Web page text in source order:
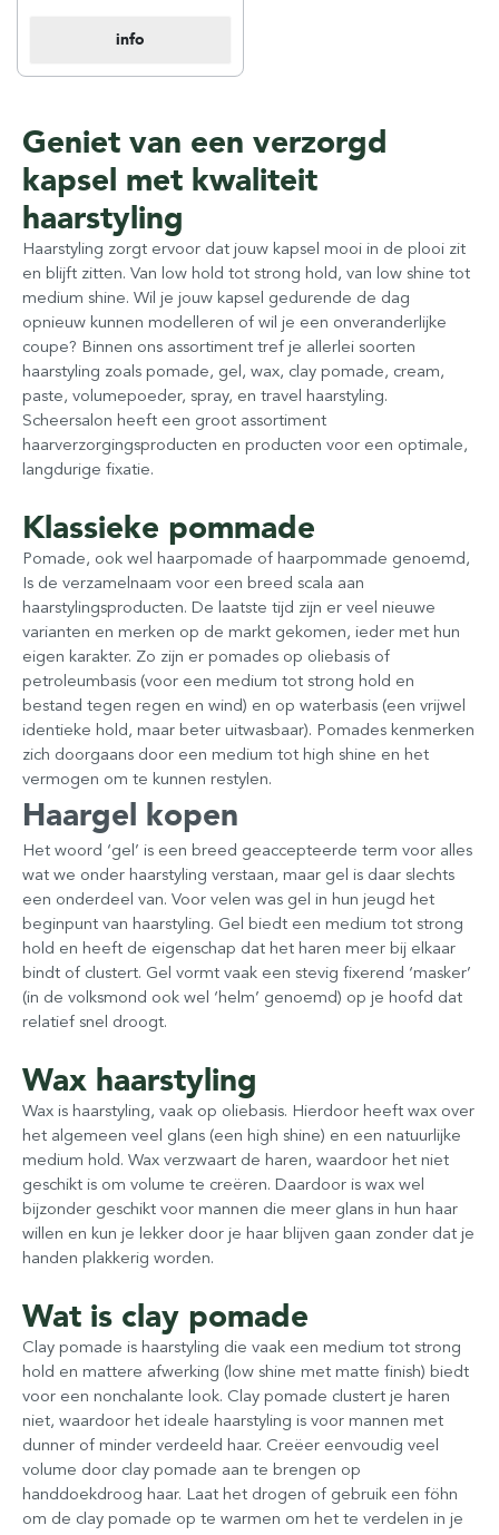
info
Geniet van een verzorgd
kapsel met kwaliteit
haarstyling
Haarstyling zorgt ervoor dat jouw kapsel mooi in de plooi zit
en blijft zitten. Van low hold tot strong hold, van low shine tot
medium shine. Wil je jouw kapsel gedurende de dag
opnieuw kunnen modelleren of wil je een onveranderlijke
coupe? Binnen ons assortiment tref je allerlei soorten
haarstyling zoals pomade, gel, wax, clay pomade, cream,
paste, volumepoeder, spray, en travel haarstyling.
Scheersalon heeft een groot assortiment
haarverzorgingsproducten en producten voor een optimale,
langdurige fixatie.
Klassieke pommade
Pomade, ook wel haarpomade of haarpommade genoemd,
Is de verzamelnaam voor een breed scala aan
haarstylingsproducten. De laatste tijd zijn er veel nieuwe
varianten en merken op de markt gekomen, ieder met hun
eigen karakter. Zo zijn er pomades op oliebasis of
petroleumbasis (voor een medium tot strong hold en
bestand tegen regen en wind) en op waterbasis (een vrijwel
identieke hold, maar beter uitwasbaar). Pomades kenmerken
zich doorgaans door een medium tot high shine en het
vermogen om te kunnen restylen.
Haargel kopen
Het woord ‘gel’ is een breed geaccepteerde term voor alles
wat we onder haarstyling verstaan, maar gel is daar slechts
een onderdeel van. Voor velen was gel in hun jeugd het
beginpunt van haarstyling. Gel biedt een medium tot strong
hold en heeft de eigenschap dat het haren meer bij elkaar
bindt of clustert. Gel vormt vaak een stevig fixerend ‘masker’
(in de volksmond ook wel ‘helm’ genoemd) op je hoofd dat
relatief snel droogt.
Wax haarstyling
Wax is haarstyling, vaak op oliebasis. Hierdoor heeft wax over
het algemeen veel glans (een high shine) en een natuurlijke
medium hold. Wax verzwaart de haren, waardoor het niet
geschikt is om volume te creëren. Daardoor is wax wel
bijzonder geschikt voor mannen die meer glans in hun haar
willen en kun je lekker door je haar blijven gaan zonder dat je
handen plakkerig worden.
Wat is clay pomade
Clay pomade is haarstyling die vaak een medium tot strong
hold en mattere afwerking (low shine met matte finish) biedt
voor een nonchalante look. Clay pomade clustert je haren
niet, waardoor het ideale haarstyling is voor mannen met
dunner of minder verdeeld haar. Creëer eenvoudig veel
volume door clay pomade aan te brengen op
handdoekdroog haar. Laat het drogen of gebruik een föhn
om de clay pomade op te warmen om het te verdelen in je